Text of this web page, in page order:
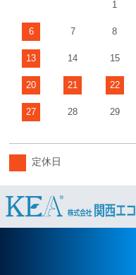
1
6 7 8
13 14 15
20 21 22
27 28 29
定休日